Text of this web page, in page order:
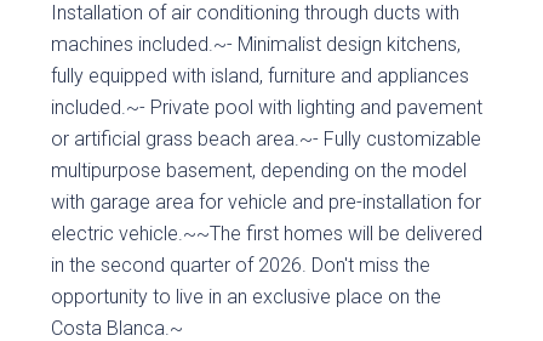
Installation of air conditioning through ducts with
machines included.~- Minimalist design kitchens,
fully equipped with island, furniture and appliances
included.~- Private pool with lighting and pavement
or artificial grass beach area.~- Fully customizable
multipurpose basement, depending on the model
with garage area for vehicle and pre-installation for
electric vehicle.~~The first homes will be delivered
in the second quarter of 2026. Don't miss the
opportunity to live in an exclusive place on the
Costa Blanca.~